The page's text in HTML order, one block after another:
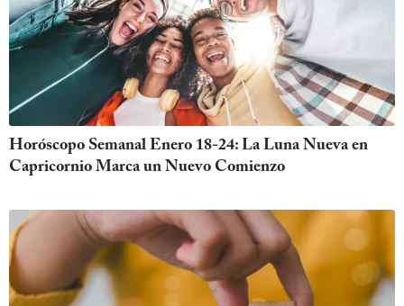
Horóscopo Semanal Enero 18-24: La Luna Nueva en
Capricornio Marca un Nuevo Comienzo